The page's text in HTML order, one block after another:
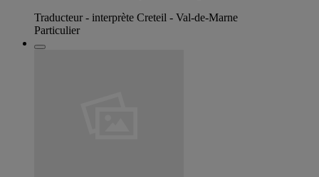
Traducteur - interprète Creteil - Val-de-Marne
Particulier